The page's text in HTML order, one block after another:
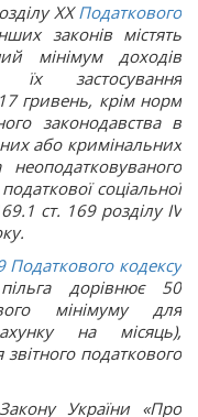
ХХПодаткового
законів містять
мінімум доходів
застосування
гривень, крім норм
законодавства в
або кримінальних
соціальної
ст. 169 розділу IV
Податкового кодексу
дорівнює 50
мінімуму для
на місяць),
податкового
України «Про